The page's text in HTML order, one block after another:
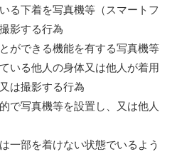
る下着を写真機等（スマートフ
影する行為
ができる機能を有する写真機等
いる他人の身体又は他人が着用
は撮影する行為
写真機等を設置し、又は他人
一部を着けない状態でいるよう